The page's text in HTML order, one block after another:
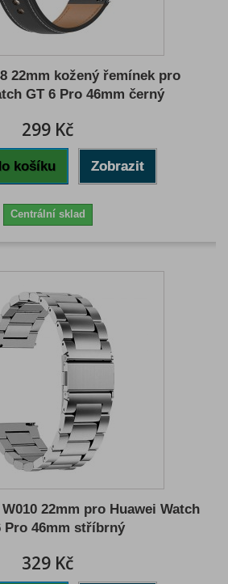
22mm kožený řemínek pro
GT 6 Pro 46mm černý
299 Kč
košíku Zobrazit
Centrální sklad
22mm pro Huawei Watch
Pro 46mm stříbrný
329 Kč